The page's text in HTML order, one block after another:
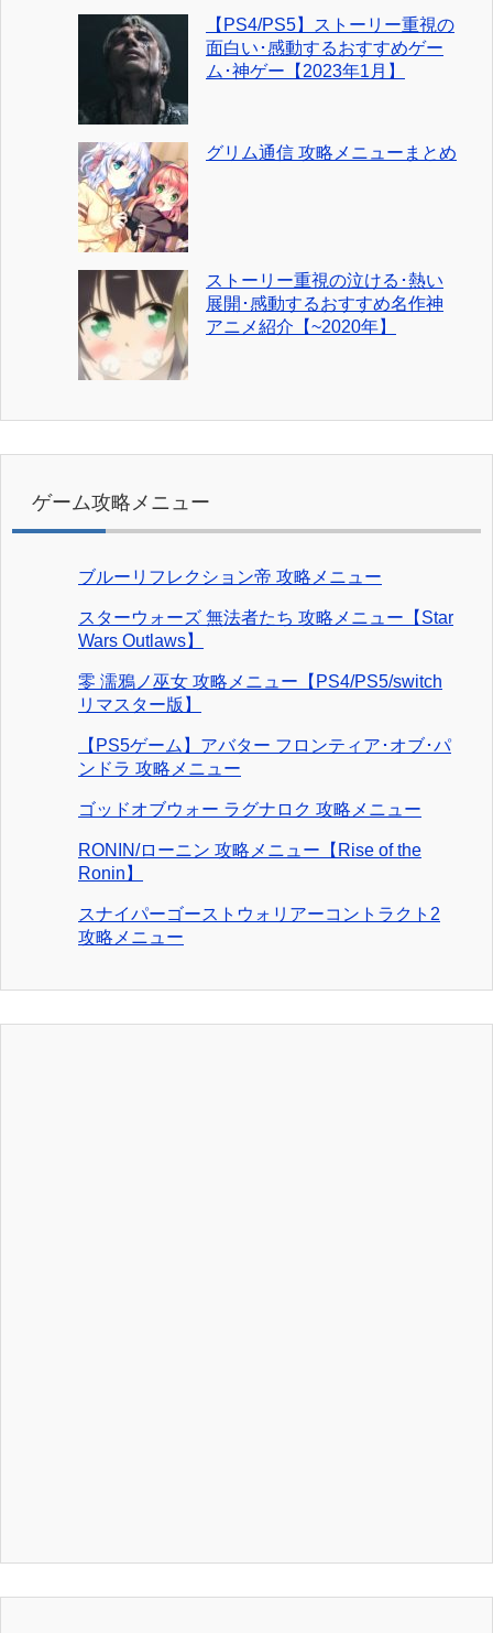
【PS4/PS5】ストーリー重視の
面白い･感動するおすすめゲー
ム･神ゲー【2023年1月】
グリム通信 攻略メニューまとめ
ストーリー重視の泣ける･熱い
展開･感動するおすすめ名作神
アニメ紹介【~2020年】
ゲーム攻略メニュー
ブルーリフレクション帝 攻略メニュー
スターウォーズ 無法者たち 攻略メニュー【Star
Wars Outlaws】
零 濡鴉ノ巫女 攻略メニュー【PS4/PS5/switch
リマスター版】
【PS5ゲーム】アバター フロンティア･オブ･パ
ンドラ 攻略メニュー
ゴッドオブウォー ラグナロク 攻略メニュー
RONIN/ローニン 攻略メニュー【Rise of the
Ronin】
スナイパーゴーストウォリアーコントラクト2
攻略メニュー